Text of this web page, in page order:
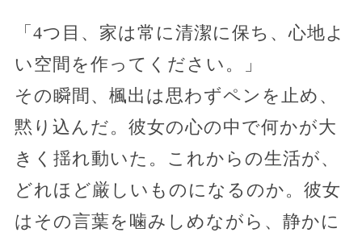
「4つ目、家は常に清潔に保ち、心地よ
い空間を作ってください。」
その瞬間、楓出は思わずペンを止め、
黙り込んだ。彼女の心の中で何かが大
きく揺れ動いた。これからの生活が、
どれほど厳しいものになるのか。彼女
はその言葉を噛みしめながら、静かに